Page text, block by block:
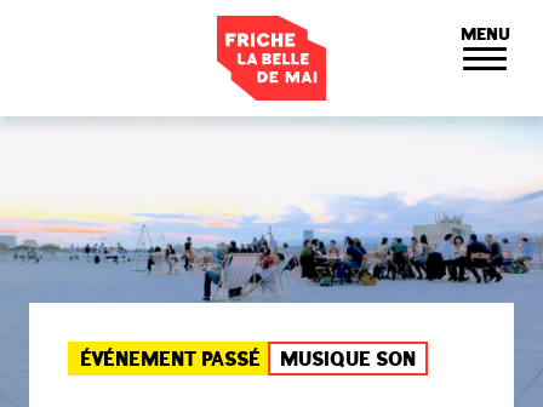
MENU
ÉVÉNEMENT PASSÉ MUSIQUE SON
Panneau de gestion des cookies